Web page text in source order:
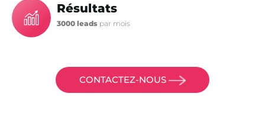
Résultats
3000 leads par mois
CONTACTEZ-NOUS